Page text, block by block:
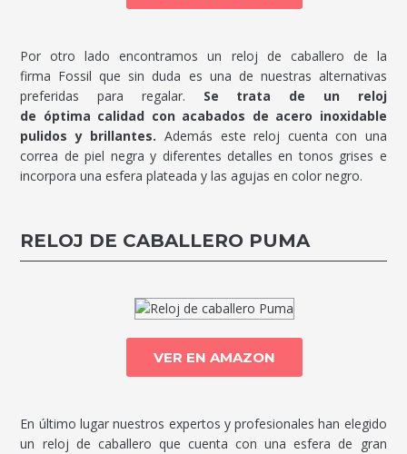
Por otro lado encontramos un reloj de caballero de la
firma Fossil que sin duda es una de nuestras alternativas
preferidas para regalar. Se trata de un reloj
de óptima calidad con acabados de acero inoxidable
pulidos y brillantes. Además este reloj cuenta con una
correa de piel negra y diferentes detalles en tonos grises e
incorpora una esfera plateada y las agujas en color negro.
RELOJ DE CABALLERO PUMA
VER EN AMAZON
En último lugar nuestros expertos y profesionales han elegido
un reloj de caballero que cuenta con una esfera de gran